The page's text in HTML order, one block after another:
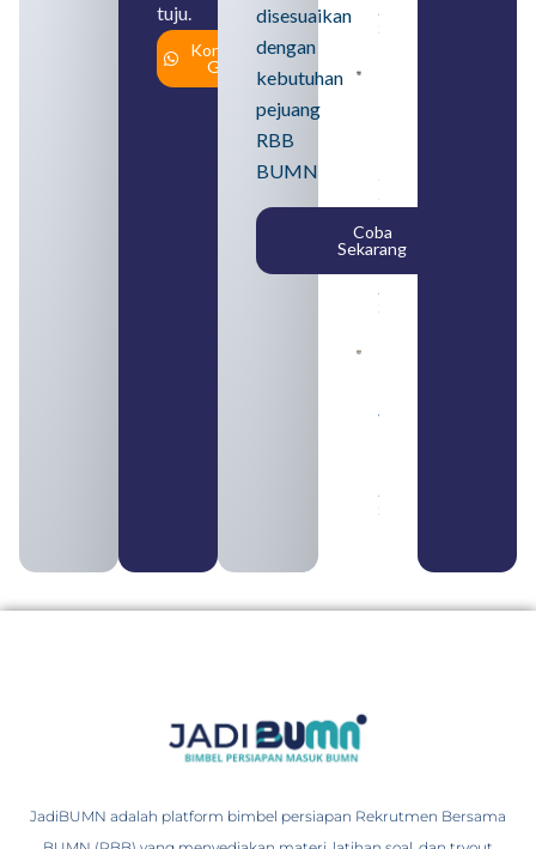
tuju.
Konsultasi
Gratis
disesuaikan
dengan
kebutuhan
pejuang
RBB
BUMN
Coba
Sekarang
August 6,
2026
SMA
Syarat,
Posisi,
dan
Cara
Daftar
August 5,
2026
yang
August 4,
2026
JadiBUMN adalah platform bimbel persiapan Rekrutmen Bersama